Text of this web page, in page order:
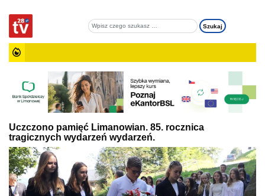
Uczczono pamięć Limanowian. 85. rocznica
tragicznych wydarzeń wydarzeń.